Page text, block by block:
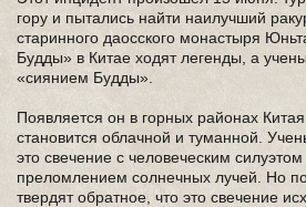
гору и пытались найти наилучший
старинного даосского монастыря
Будды» в Китае ходят легенды, а
«сиянием Будды».
Появляется он в горных районах
становится облачной и туманной.
это свечение с человеческим
преломлением солнечных лучей. Но
твердят обратное, что это свечение